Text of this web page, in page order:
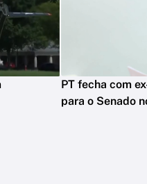
PT fecha com
para o Senado